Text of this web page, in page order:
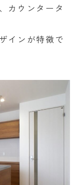
カウンタータ
インが特徴で